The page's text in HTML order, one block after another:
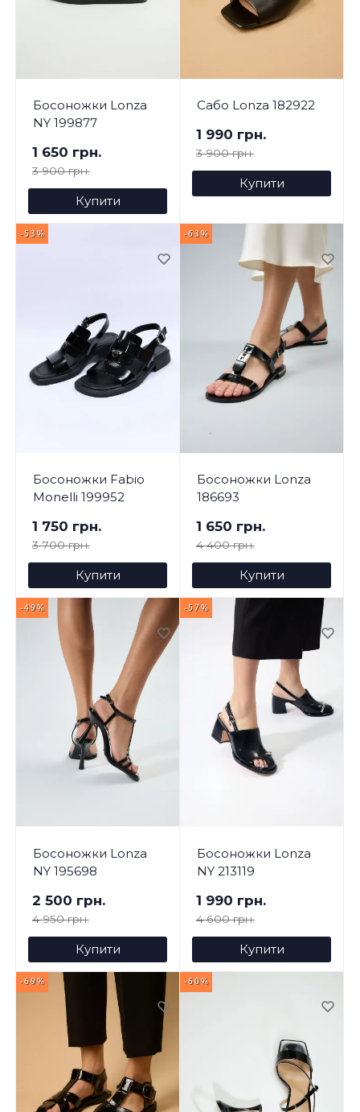
Босоножки Lonza
NY 199877
1 650 грн.
3 900 грн.
Купити
Сабо Lonza 182922
1 990 грн.
3 900 грн.
Купити
-53%
Босоножки Fabio
Monelli 199952
1 750 грн.
3 700 грн.
Купити
-63%
Босоножки Lonza
186693
1 650 грн.
4 400 грн.
Купити
-49%
Босоножки Lonza
NY 195698
2 500 грн.
4 950 грн.
Купити
-57%
Босоножки Lonza
NY 213119
1 990 грн.
4 600 грн.
Купити
-69% -60%